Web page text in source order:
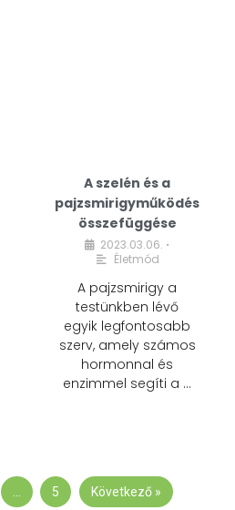
A szelén és a
pajzsmirigyműködés
összefüggése
2023.03.06. •
Életmód
A pajzsmirigy a
testünkben lévő
egyik legfontosabb
szerv, amely számos
hormonnal és
enzimmel segíti a …
… 5 Következő »